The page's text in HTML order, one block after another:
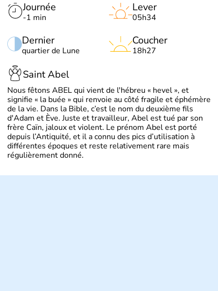
Journée
-1 min
Dernier
quartier de Lune
Lever
05h34
Coucher
18h27
Saint Abel
Nous fêtons ABEL qui vient de l'hébreu « hevel », et
signifie « la buée » qui renvoie au côté fragile et éphémère
de la vie. Dans la Bible, c’est le nom du deuxième fils
d'Adam et Ève. Juste et travailleur, Abel est tué par son
frère Caïn, jaloux et violent. Le prénom Abel est porté
depuis l’Antiquité, et il a connu des pics d’utilisation à
différentes époques et reste relativement rare mais
régulièrement donné.